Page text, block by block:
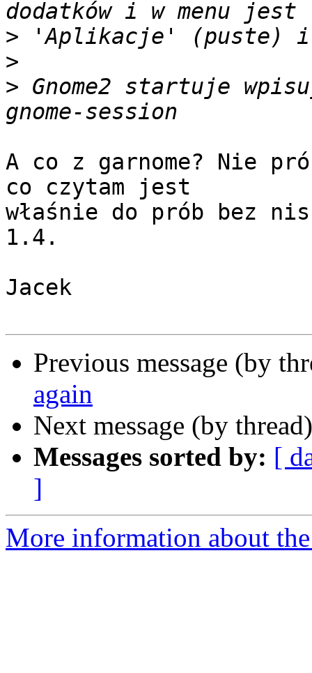
>
>
> Gnome2 startuje
A co z garnome? Nie
co czytam jest
właśnie do prób bez
1.4.
Jacek
Previous message (by
again
Next message (by
Messages sorted by: [
]
More information about